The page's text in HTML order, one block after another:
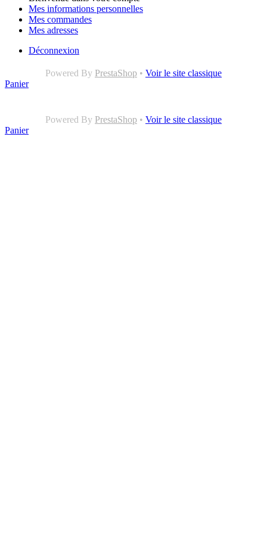
Mes informations personnelles
Mes commandes
Mes adresses
Déconnexion
Powered By PrestaShop • Voir le site classique
Panier
Powered By PrestaShop • Voir le site classique
Panier